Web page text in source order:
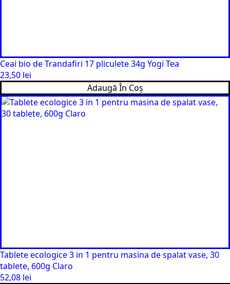
Ceai bio de Trandafiri 17 pliculete 34g Yogi Tea
23,50 lei
Adaugă În Coș
Tablete ecologice 3 in 1 pentru masina de spalat vase, 30
tablete, 600g Claro
52,08 lei